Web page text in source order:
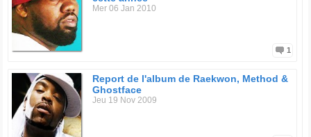
Mer 06 Jan 2010
1
Report de l'album de Raekwon, Method &
Ghostface
Jeu 19 Nov 2009